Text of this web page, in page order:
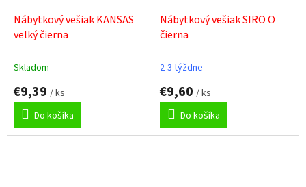
Nábytkový vešiak KANSAS
velký čierna
Skladom
€9,39 / ks
Do košíka
Nábytkový vešiak SIRO O
čierna
2-3 týždne
€9,60 / ks
Do košíka